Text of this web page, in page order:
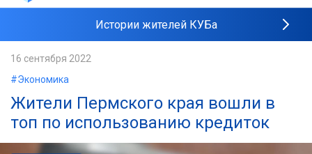
Истории жителей КУБа
16 сентября 2022
#Экономика
Жители Пермского края вошли в
топ по использованию кредиток